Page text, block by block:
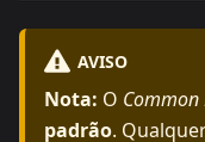
AVISO
Nota: O Common
padrão.